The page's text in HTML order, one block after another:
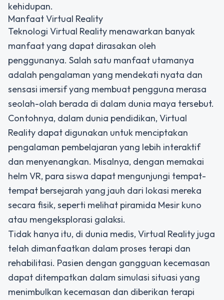
kehidupan.
Manfaat Virtual Reality
Teknologi Virtual Reality menawarkan banyak
manfaat yang dapat dirasakan oleh
penggunanya. Salah satu manfaat utamanya
adalah pengalaman yang mendekati nyata dan
sensasi imersif yang membuat pengguna merasa
seolah-olah berada di dalam dunia maya tersebut.
Contohnya, dalam dunia pendidikan, Virtual
Reality dapat digunakan untuk menciptakan
pengalaman pembelajaran yang lebih interaktif
dan menyenangkan. Misalnya, dengan memakai
helm VR, para siswa dapat mengunjungi tempat-
tempat bersejarah yang jauh dari lokasi mereka
secara fisik, seperti melihat piramida Mesir kuno
atau mengeksplorasi galaksi.
Tidak hanya itu, di dunia medis, Virtual Reality juga
telah dimanfaatkan dalam proses terapi dan
rehabilitasi. Pasien dengan gangguan kecemasan
dapat ditempatkan dalam simulasi situasi yang
menimbulkan kecemasan dan diberikan terapi